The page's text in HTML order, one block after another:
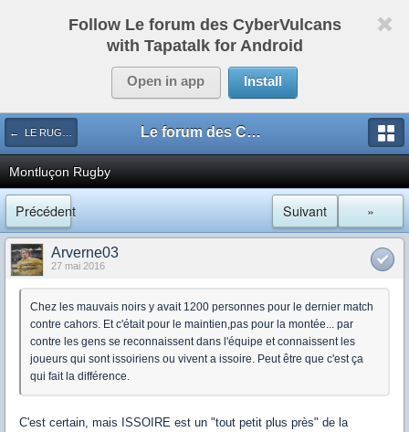
Follow Le forum des CyberVulcans
with Tapatalk for Android
Open in app Install
← LE RUGBY DE CHEZ NOUS Le forum des CyberVulcans
Montluçon Rugby
Précédent »
Suivant
Arverne03
27 mai 2016
Chez les mauvais noirs y avait 1200 personnes pour le dernier match
contre cahors. Et c'était pour le maintien,pas pour la montée... par
contre les gens se reconnaissent dans l'équipe et connaissent les
joueurs qui sont issoiriens ou vivent a issoire. Peut être que c'est ça
qui fait la différence.
C'est certain, mais ISSOIRE est un "tout petit plus près" de la